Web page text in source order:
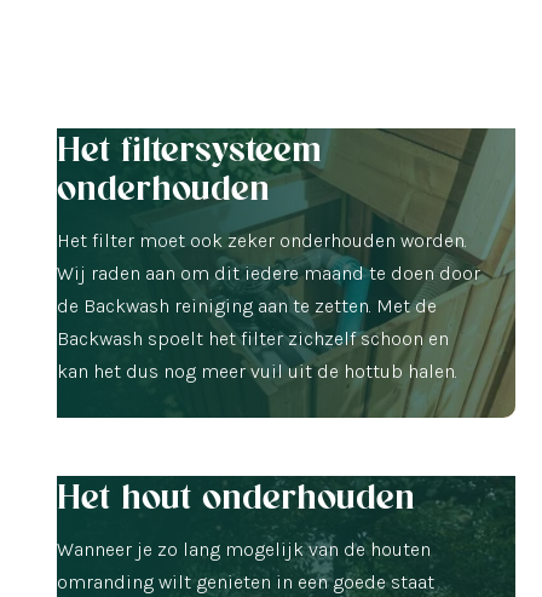
Het filtersysteem
onderhouden
Het filter moet ook zeker onderhouden worden.
Wij raden aan om dit iedere maand te doen door
de Backwash reiniging aan te zetten. Met de
Backwash spoelt het filter zichzelf schoon en
kan het dus nog meer vuil uit de hottub halen.
Het hout onderhouden
Wanneer je zo lang mogelijk van de houten
omranding wilt genieten in een goede staat